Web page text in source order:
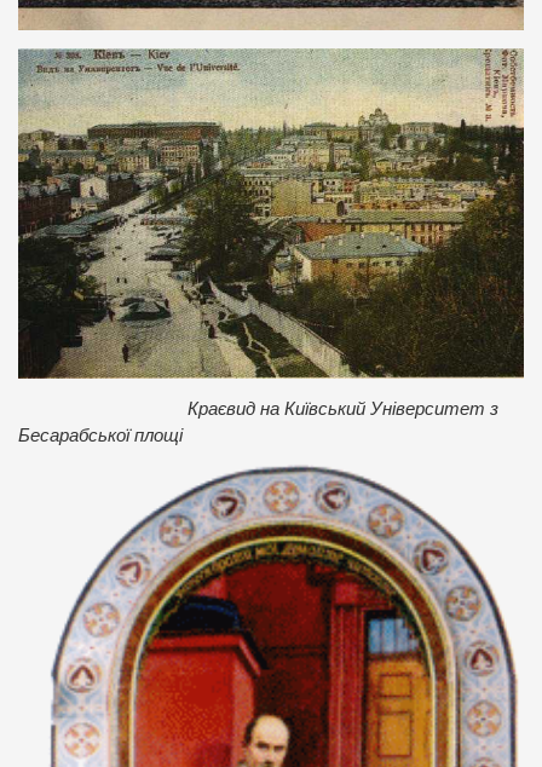
Краєвид на Київський Університет з
Бесарабської площі